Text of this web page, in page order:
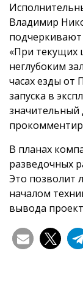
Владимир
«При текущих
неглубоким
часах езды от
запуска в
В планах
разведочных
Это позволит
началом
вывода